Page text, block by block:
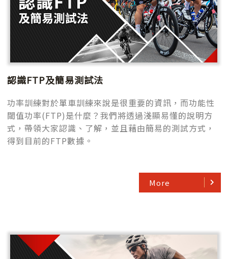
認識FTP及簡易測試法
功率訓練對於單車訓練來說是很重要的資訊，而功能性
閾值功率(FTP)是什麼？我們將透過淺顯易懂的說明方
式，帶領大家認識、了解，並且藉由簡易的測試方式，
得到目前的FTP數據。
More